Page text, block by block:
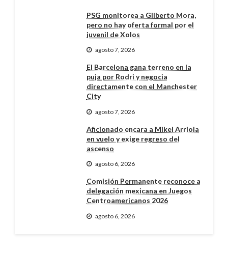
PSG monitorea a Gilberto Mora,
pero no hay oferta formal por el
juvenil de Xolos
agosto 7, 2026
El Barcelona gana terreno en la
puja por Rodri y negocia
directamente con el Manchester
City
agosto 7, 2026
Aficionado encara a Mikel Arriola
en vuelo y exige regreso del
ascenso
agosto 6, 2026
Comisión Permanente reconoce a
delegación mexicana en Juegos
Centroamericanos 2026
agosto 6, 2026